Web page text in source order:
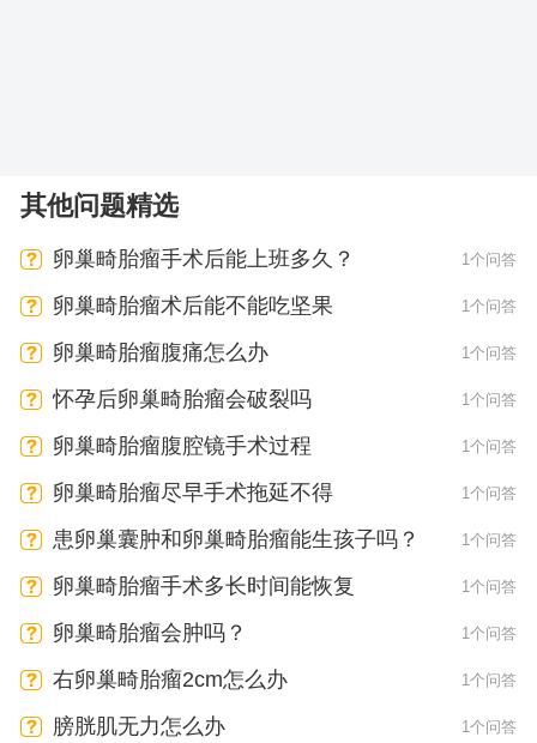
其他问题精选
卵巢畸胎瘤手术后能上班多久？ 1个问答
卵巢畸胎瘤术后能不能吃坚果 1个问答
卵巢畸胎瘤腹痛怎么办 1个问答
怀孕后卵巢畸胎瘤会破裂吗 1个问答
卵巢畸胎瘤腹腔镜手术过程 1个问答
卵巢畸胎瘤尽早手术拖延不得 1个问答
患卵巢囊肿和卵巢畸胎瘤能生孩子吗？ 1个问答
卵巢畸胎瘤手术多长时间能恢复 1个问答
卵巢畸胎瘤会肿吗？ 1个问答
右卵巢畸胎瘤2cm怎么办 1个问答
膀胱肌无力怎么办 1个问答